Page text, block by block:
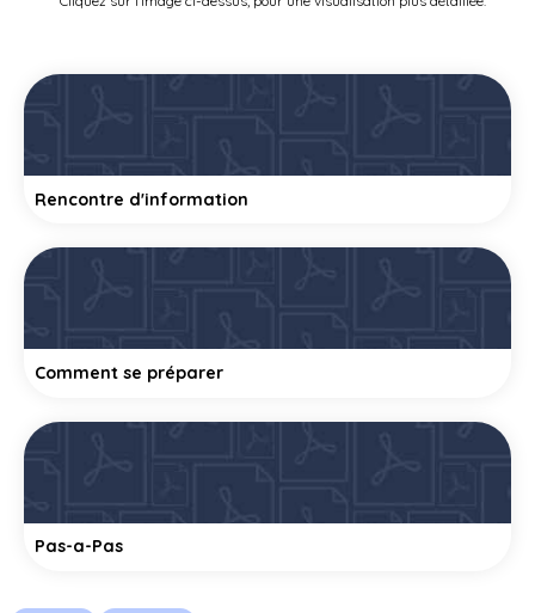
Rencontre d'information
Comment se préparer
Pas-a-Pas